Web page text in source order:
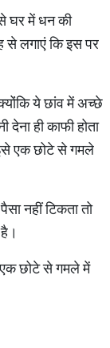
घर में धन की
से लगाएं कि इस पर
ये छांव में अच्छे
ही काफी होता
एक छोटे से गमले
नहीं टिकता तो
एक छोटे से गमले में